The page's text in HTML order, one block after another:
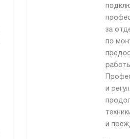
за
по
и
и